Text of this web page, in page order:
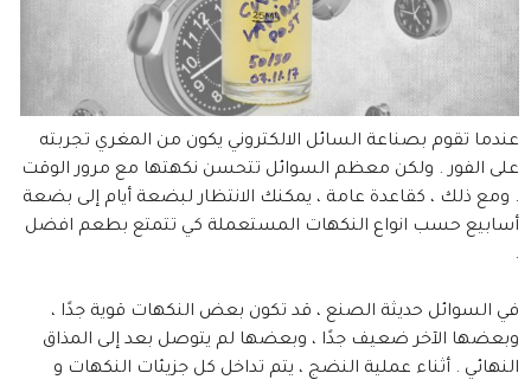
عندما تقوم بصناعة السائل الالكتروني يكون من المغري تجربته
على الفور . ولكن معظم السوائل تتحسن نكهتها مع مرور الوقت
. ومع ذلك ، كقاعدة عامة ، يمكنك الانتظار لبضعة أيام إلى بضعة
أسابيع حسب انواع النكهات المستعملة كي تتمتع بطعم افضل
في السوائل حديثة الصنع ، قد تكون بعض النكهات قوية جدًا ،
وبعضها الآخر ضعيف جدًا ، وبعضها لم يتوصل بعد إلى المذاق
النهائي . أثناء عملية النضج ، يتم تداخل كل جزيئات النكهات و